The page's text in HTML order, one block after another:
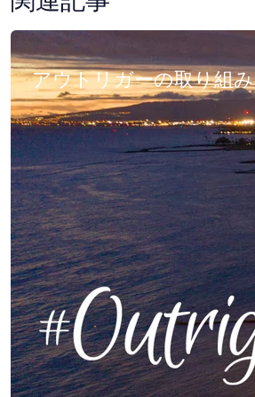
アウトリガーの取り組み